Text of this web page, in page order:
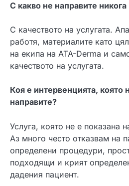
С какво не направите
С качеството на услугата.
работя, материалите като
на екипа на ATA-Derma и
качеството на услугата.
Коя е интервенцията, която
направите?
Услуга, която не е показана
Аз много често отказвам на
определени процедури,
подходящи и крият
дадения пациент.